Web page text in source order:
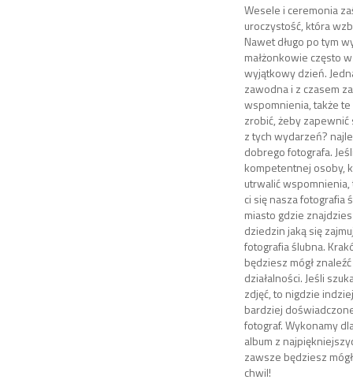
Wesele i ceremonia
uroczystość, która
Nawet długo po tym
małżonkowie często
wyjątkowy dzień.
zawodna i z czasem
wspomnienia, także te
zrobić, żeby
z tych wydarzeń?
dobrego fotografa.
kompetentnej osoby,
utrwalić
ci się nasza fotografia
miasto gdzie
dziedzin jaką się
fotografia ślubna.
będziesz mógł
działalności. Jeśli
zdjęć, to nigdzie
bardziej
fotograf. Wykonamy
album z
zawsze będziesz
chwil!